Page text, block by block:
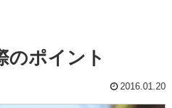
のポイント
2016.01.20